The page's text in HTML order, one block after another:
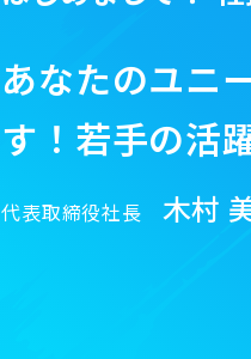
あなたのユニ
す！若手の活
代表取締役社長 木村